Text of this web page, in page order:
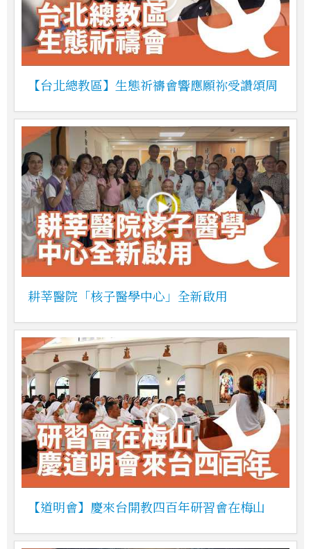
【台北總教區】生態祈禱會響應願祢受讚頌周
耕莘醫院「核子醫學中心」全新啟用
【道明會】慶來台開教四百年研習會在梅山